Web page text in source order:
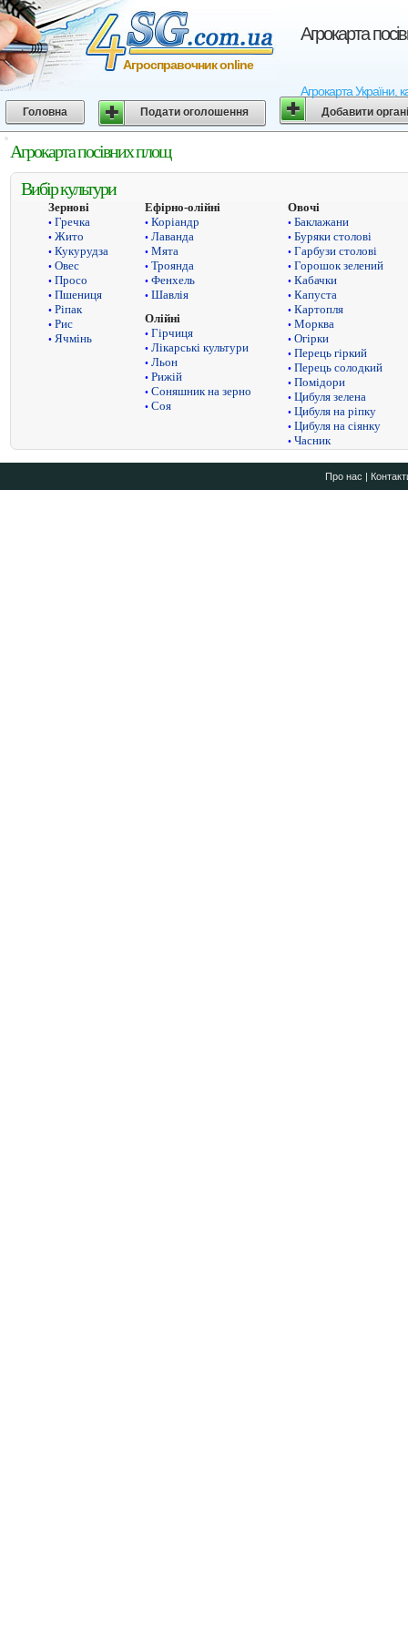
Агрокарта
Агрокарта України,
Агросправочник online
Головна Подати оголошення Добавити
Агрокарта посівних площ
Вибір культури
Зернові
• Гречка
• Жито
• Кукурудза
• Овес
• Просо
• Пшениця
• Ріпак
• Рис
• Ячмінь
Ефірно-олійні
• Коріандр
• Лаванда
• Мята
• Троянда
• Фенхель
• Шавлія
Олійні
• Гірчиця
• Лікарські культури
• Льон
• Рижій
• Соняшник на зерно
• Соя
Овочі
• Баклажани
• Буряки столові
• Гарбузи столові
• Горошок зелений
• Кабачки
• Капуста
• Картопля
• Морква
• Огірки
• Перець гіркий
• Перець солодкий
• Помідори
• Цибуля зелена
• Цибуля на ріпку
• Цибуля на сіянку
• Часник
Про нас |